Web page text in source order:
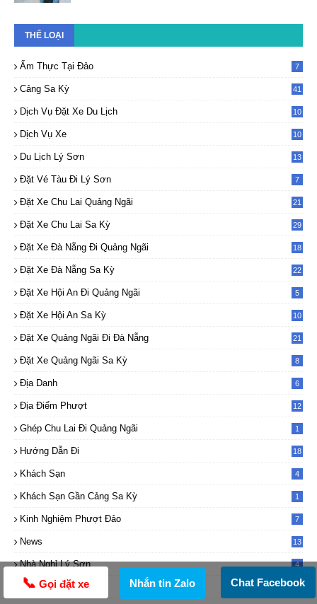
Chat Facebook
📞 Gọi đặt xe Nhắn tin Zalo
THỂ LOẠI
Ẩm Thực Tại Đảo 7
Cảng Sa Kỳ 41
Dịch Vụ Đặt Xe Du Lịch
10
Dịch Vụ Xe
10
Du Lịch Lý Sơn 13
Đặt Vé Tàu Đi Lý Sơn 7
Đặt Xe Chu Lai Quảng Ngãi 21
Đặt Xe Chu Lai Sa Kỳ 29
Đặt Xe Đà Nẵng Đi Quảng Ngãi 18
Đặt Xe Đà Nẵng Sa Kỳ 22
Đặt Xe Hội An Đi Quảng Ngãi 5
Đặt Xe Hội An Sa Kỳ 10
Đặt Xe Quảng Ngãi Đi Đà Nẵng 21
Đặt Xe Quảng Ngãi Sa Kỳ 8
Địa Danh 6
Địa Điểm Phượt 12
Ghép Chu Lai Đi Quảng Ngãi 1
Hướng Dẫn Đi 18
Khách Sạn 4
Khách Sạn Gần Cảng Sa Kỳ 1
Kinh Nghiệm Phượt Đảo 7
News
13
Nhà Nghỉ Lý Sơn 4
Nơi Chụp Ảnh 5